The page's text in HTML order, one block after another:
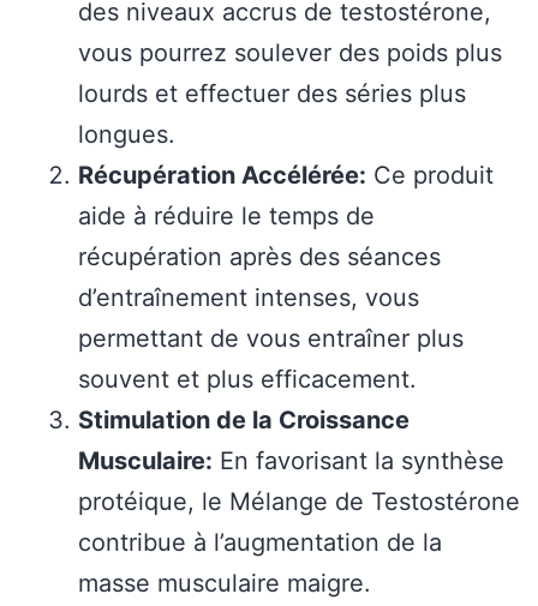
des niveaux accrus de testostérone,
vous pourrez soulever des poids plus
lourds et effectuer des séries plus
longues.
Récupération Accélérée: Ce produit
aide à réduire le temps de
récupération après des séances
d’entraînement intenses, vous
permettant de vous entraîner plus
souvent et plus efficacement.
Stimulation de la Croissance
Musculaire: En favorisant la synthèse
protéique, le Mélange de Testostérone
contribue à l’augmentation de la
masse musculaire maigre.